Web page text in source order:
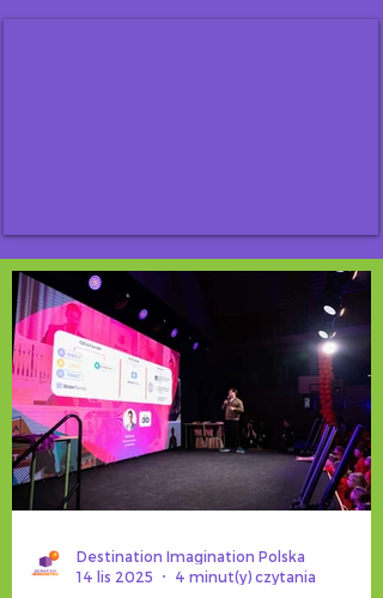
Destination Imagination Polska
14 lis 2025
4 minut(y) czytania